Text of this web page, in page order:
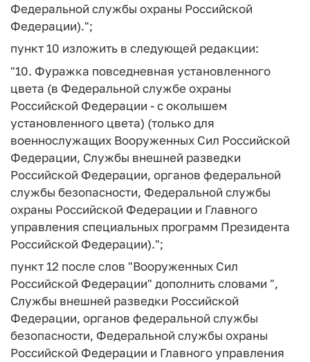
Федеральной службы охраны Российской
Федерации).";
пункт 10 изложить в следующей редакции:
"10. Фуражка повседневная установленного
цвета (в Федеральной службе охраны
Российской Федерации - с околышем
установленного цвета) (только для
военнослужащих Вооруженных Сил Российской
Федерации, Службы внешней разведки
Российской Федерации, органов федеральной
службы безопасности, Федеральной службы
охраны Российской Федерации и Главного
управления специальных программ Президента
Российской Федерации).";
пункт 12 после слов "Вооруженных Сил
Российской Федерации" дополнить словами ",
Службы внешней разведки Российской
Федерации, органов федеральной службы
безопасности, Федеральной службы охраны
Российской Федерации и Главного управления